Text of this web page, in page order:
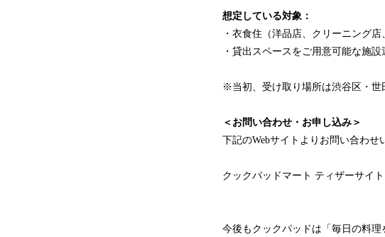
想定している対象：
・衣食住（洋品店、クリーニング
・貸出スペースをご用意可能な施
※当初、受け取り場所は渋谷区・世
＜お問い合わせ・お申し込み＞
下記のWebサイトよりお問い合わせ
クックパッドマート ティザーサイト
今後もクックパッドは「毎日の料